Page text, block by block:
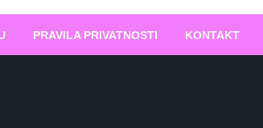
DOBRO
PRAVILA PRIVATNOSTI KONTAKT